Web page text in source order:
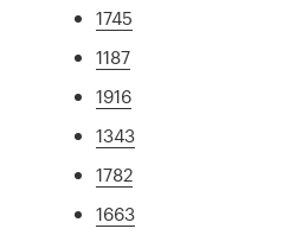
1745
1187
1916
1343
1782
1663